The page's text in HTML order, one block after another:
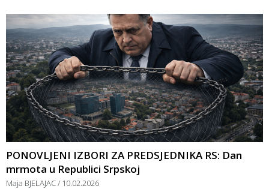
PONOVLJENI IZBORI ZA PREDSJEDNIKA RS: Dan
mrmota u Republici Srpskoj
Maja BJELAJAC 10.02.2026